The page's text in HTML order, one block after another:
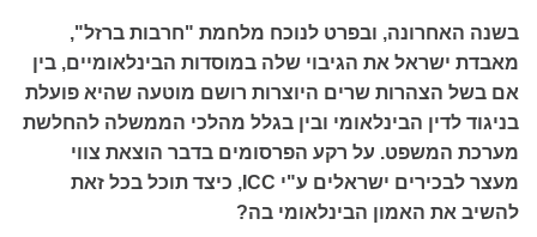
בשנה האחרונה, ובפרט לנוכח מלחמת "חרבות ברזל",
מאבדת ישראל את הגיבוי שלה במוסדות הבינלאומיים, בין
אם בשל הצהרות שרים היוצרות רושם מוטעה שהיא פועלת
בניגוד לדין הבינלאומי ובין בגלל מהלכי הממשלה להחלשת
מערכת המשפט. על רקע הפרסומים בדבר הוצאת צווי
מעצר לבכירים ישראלים ע"י ICC, כיצד תוכל בכל זאת
להשיב את האמון הבינלאומי בה?